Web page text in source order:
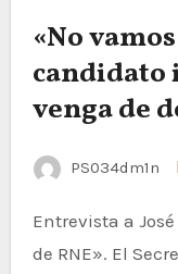
«No
candidato
venga de
PS034dm1n
Entrevista a José Luis Ábalos en «Las Mañanas
de RNE». El